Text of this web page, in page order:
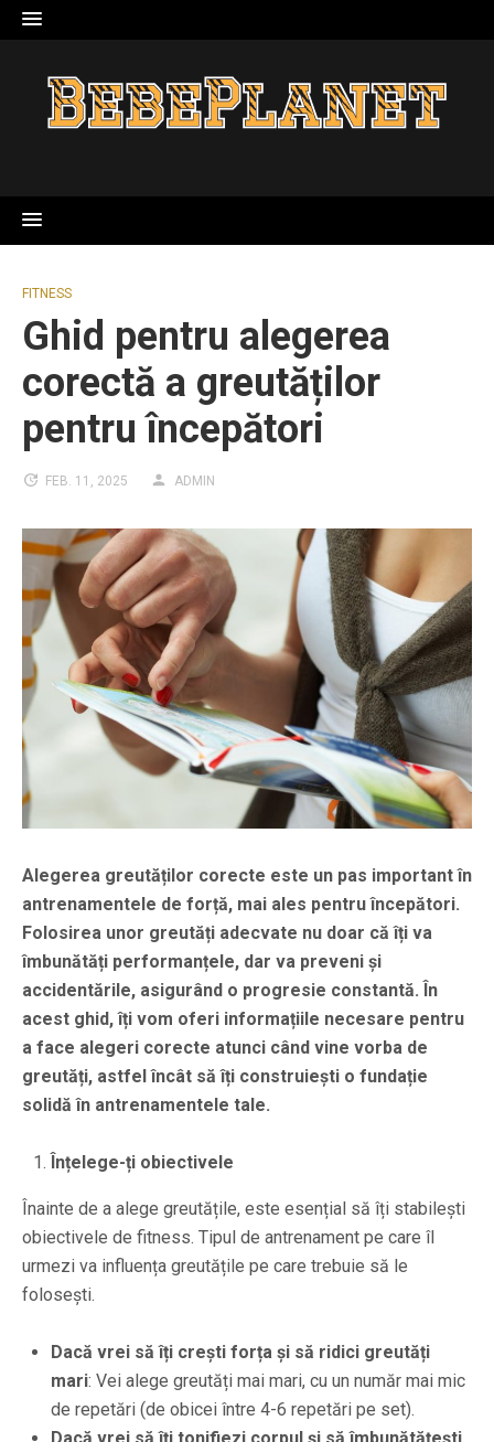
Skip
to
FITNESS
Ghid pentru alegerea
corectă a greutăților
pentru începători
FEB. 11, 2025 ADMIN
Alegerea greutăților corecte este un pas important în
antrenamentele de forță, mai ales pentru începători.
Folosirea unor greutăți adecvate nu doar că îți va
îmbunătăți performanțele, dar va preveni și
accidentările, asigurând o progresie constantă. În
acest ghid, îți vom oferi informațiile necesare pentru
a face alegeri corecte atunci când vine vorba de
greutăți, astfel încât să îți construiești o fundație
solidă în antrenamentele tale.
Înțelege-ți obiectivele
Înainte de a alege greutățile, este esențial să îți stabilești
obiectivele de fitness. Tipul de antrenament pe care îl
urmezi va influența greutățile pe care trebuie să le
folosești.
Dacă vrei să îți crești forța și să ridici greutăți
mari: Vei alege greutăți mai mari, cu un număr mai mic
de repetări (de obicei între 4-6 repetări pe set).